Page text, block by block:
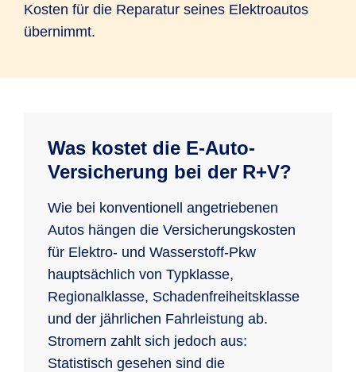
Kosten für die Reparatur seines Elektroautos
übernimmt.
Was kostet die E-Auto-
Versicherung bei der R+V?
Wie bei konventionell angetriebenen
Autos hängen die Versicherungskosten
für Elektro- und Wasserstoff-Pkw
hauptsächlich von Typklasse,
Regionalklasse, Schadenfreiheitsklasse
und der jährlichen Fahrleistung ab.
Stromern zahlt sich jedoch aus:
Statistisch gesehen sind die